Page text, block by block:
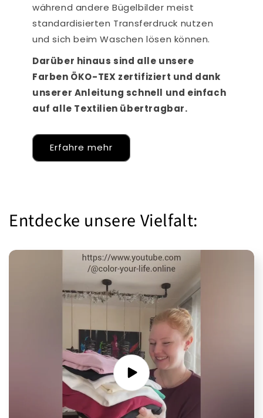
während andere Bügelbilder meist
standardisierten Transferdruck nutzen
und sich beim Waschen lösen können.
Darüber hinaus sind alle unsere
Farben ÖKO-TEX zertifiziert und dank
unserer Anleitung schnell und einfach
auf alle Textilien übertragbar.
Erfahre mehr
Entdecke unsere Vielfalt: